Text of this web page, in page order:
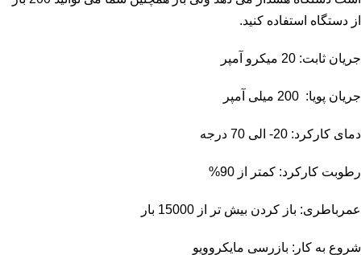
از دستگاه استفاده کنید.
جریان ثابت: 20 میکرو آمپر
جریان پویا: 200 میلی آمپر
دمای کارکرد: 20- الی 70 درجه
رطوبت کارکرد: کمتر از 90%
عمرباطری: باز کردن بیش تر از 15000 بار
شروع به کار: بازرسی مایکروویو